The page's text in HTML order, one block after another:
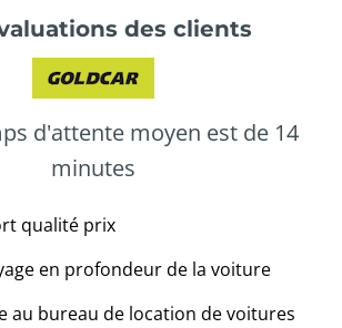
des clients
d'attente moyen est de 14
minutes
qualité prix
en profondeur de la voiture
au bureau de location de voitures